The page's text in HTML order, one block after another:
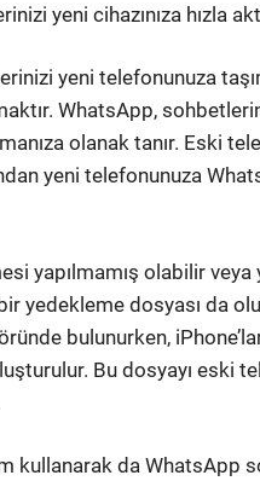
yeni cihazınıza hızla
yeni telefonunuza
WhatsApp,
olanak tanır. Eski
yeni telefonunuza
yapılmamış olabilir
yedekleme dosyası da
bulunurken,
Bu dosyayı eski
kullanarak da WhatsApp